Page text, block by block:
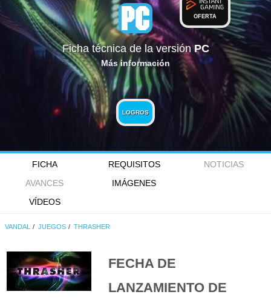
OFERTA
Ficha técnica de la versiónPC
Más información
LOGROS
FICHA REQUISITOS
NOTICIAS
AVANCES
IMÁGENES
VÍDEOS
VANDAL JUEGOS THRASHER
FECHA DE
LANZAMIENTO DE